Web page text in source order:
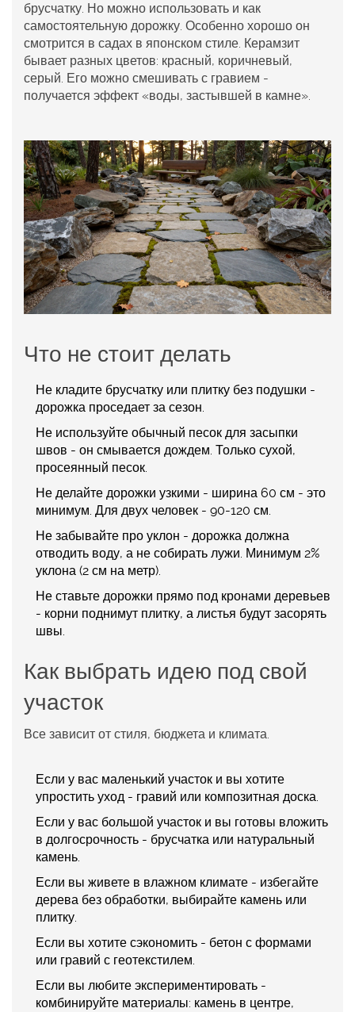
брусчатку. Но можно использовать и как
самостоятельную дорожку. Особенно хорошо он
смотрится в садах в японском стиле. Керамзит
бывает разных цветов: красный, коричневый,
серый. Его можно смешивать с гравием -
получается эффект «воды, застывшей в камне».
Что не стоит делать
Не кладите брусчатку или плитку без подушки -
дорожка проседает за сезон.
Не используйте обычный песок для засыпки
швов - он смывается дождем. Только сухой,
просеянный песок.
Не делайте дорожки узкими - ширина 60 см - это
минимум. Для двух человек - 90-120 см.
Не забывайте про уклон - дорожка должна
отводить воду, а не собирать лужи. Минимум 2%
уклона (2 см на метр).
Не ставьте дорожки прямо под кронами деревьев
- корни поднимут плитку, а листья будут засорять
швы.
Как выбрать идею под свой
участок
Все зависит от стиля, бюджета и климата.
Если у вас маленький участок и вы хотите
упростить уход - гравий или композитная доска.
Если у вас большой участок и вы готовы вложить
в долгосрочность - брусчатка или натуральный
камень.
Если вы живете в влажном климате - избегайте
дерева без обработки, выбирайте камень или
плитку.
Если вы хотите сэкономить - бетон с формами
или гравий с геотекстилем.
Если вы любите экспериментировать -
комбинируйте материалы: камень в центре,